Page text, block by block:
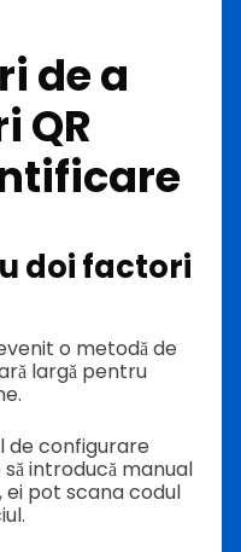
de a
QR
doi factori
o metodă de
largă pentru
de configurare
introducă manual
ei pot scana codul